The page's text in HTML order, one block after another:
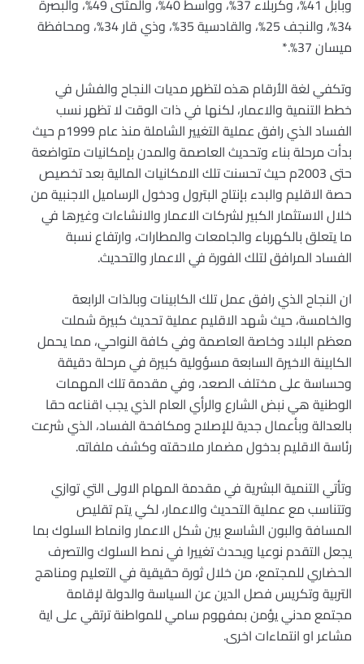
وبابل 41%، وكربلاء 37%، وواسط 40%، والمثنى 49%، والبصرة
34%، والنجف 25%، والقادسية 35%، وذي قار 34%، ومحافظة
ميسان 37%.*
وتكفي لغة الأرقام هذه لتظهر مديات النجاح والفشل في
خطط التنمية والاعمار، لكنها في ذات الوقت لا تظهر نسب
الفساد الذي رافق عملية التغيير الشاملة منذ عام 1999م حيث
بدأت مرحلة بناء وتحديث العاصمة والمدن بإمكانيات متواضعة
حتى 2003م حيث تحسنت تلك الامكانيات المالية بعد تخصيص
حصة الاقليم والبدء بإنتاج البترول ودخول الرساميل الاجنبية من
خلال الاستثمار الكبير لشركات الاعمار والانشاءات وغيرها في
ما يتعلق بالكهرباء والجامعات والمطارات، وارتفاع نسبة
الفساد المرافق لتلك الفورة في الاعمار والتحديث.
ان النجاح الذي رافق عمل تلك الكابينات وبالذات الرابعة
والخامسة، حيث شهد الاقليم عملية تحديث كبيرة شملت
معظم البلاد وخاصة العاصمة وفي كافة النواحي، مما يحمل
الكابينة الاخيرة السابعة مسؤولية كبيرة في مرحلة دقيقة
وحساسة على مختلف الصعد، وفي مقدمة تلك المهمات
الوطنية هي نبض الشارع والرأي العام الذي يجب اقناعه حقا
بالعدالة وبأعمال جدية للإصلاح ومكافحة الفساد، الذي شرعت
رئاسة الاقليم بدخول مضمار ملاحقته وكشف ملفاته.
وتأتي التنمية البشرية في مقدمة المهام الاولى التي توازي
وتتناسب مع عملية التحديث والاعمار، لكي يتم تقليص
المسافة والبون الشاسع بين شكل الاعمار وانماط السلوك بما
يجعل التقدم نوعيا ويحدث تغييرا في نمط السلوك والتصرف
الحضاري للمجتمع، من خلال ثورة حقيقية في التعليم ومناهج
التربية وتكريس فصل الدين عن السياسة والدولة لإقامة
مجتمع مدني يؤمن بمفهوم سامي للمواطنة ترتقي على اية
مشاعر او انتماءات اخرى.